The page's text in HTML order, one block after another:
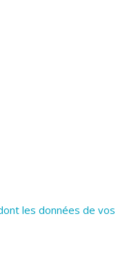
les données de vos